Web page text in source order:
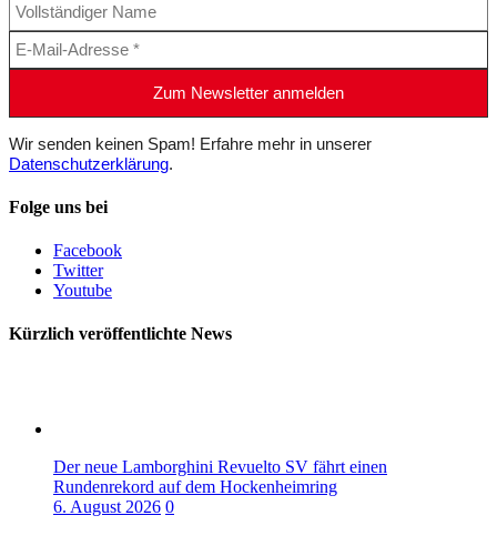
Wir senden keinen Spam! Erfahre mehr in unserer
Datenschutzerklärung.
Folge uns bei
Facebook
Twitter
Youtube
Kürzlich veröffentlichte News
Der neue Lamborghini Revuelto SV fährt einen
Rundenrekord auf dem Hockenheimring
6. August 2026 0